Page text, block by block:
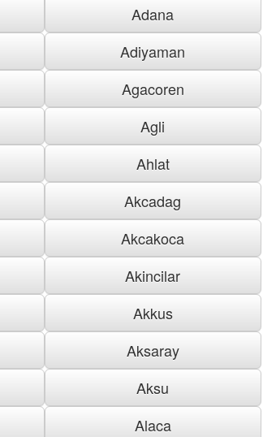
Adana
Adiyaman
Agacoren
Agli
Ahlat
Akcadag
Akcakoca
Akincilar
Akkus
Aksaray
Aksu
Alaca